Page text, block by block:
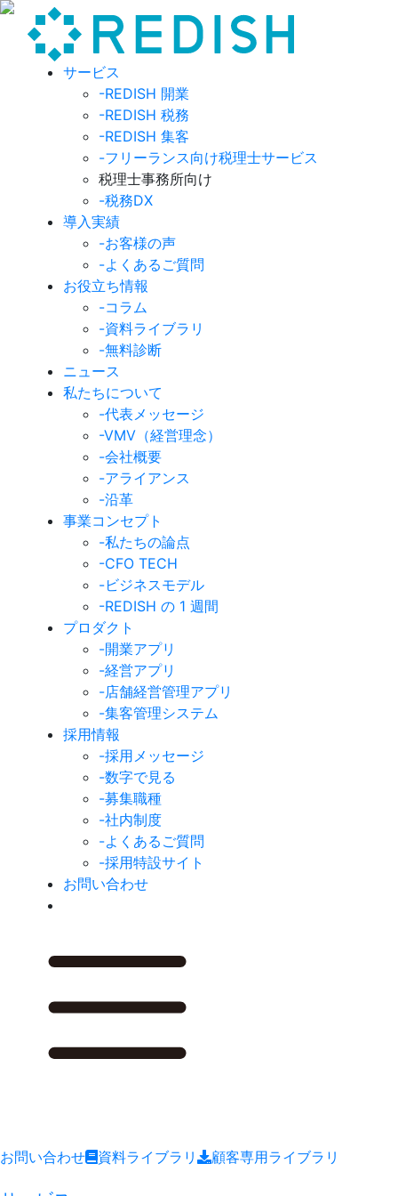
サービス
-REDISH 開業
-REDISH 税務
-REDISH 集客
-フリーランス向け税理士サービス
税理士事務所向け
-税務DX
導入実績
-お客様の声
-よくあるご質問
お役立ち情報
-コラム
-資料ライブラリ
-無料診断
ニュース
私たちについて
-代表メッセージ
-VMV（経営理念）
-会社概要
-アライアンス
-沿革
事業コンセプト
-私たちの論点
-CFO TECH
-ビジネスモデル
-REDISH の 1 週間
プロダクト
-開業アプリ
-経営アプリ
-店舗経営管理アプリ
-集客管理システム
採用情報
-採用メッセージ
-数字で見る
-募集職種
-社内制度
-よくあるご質問
-採用特設サイト
お問い合わせ
お問い合わせ 資料ライブラリ 顧客専用ライブラリ